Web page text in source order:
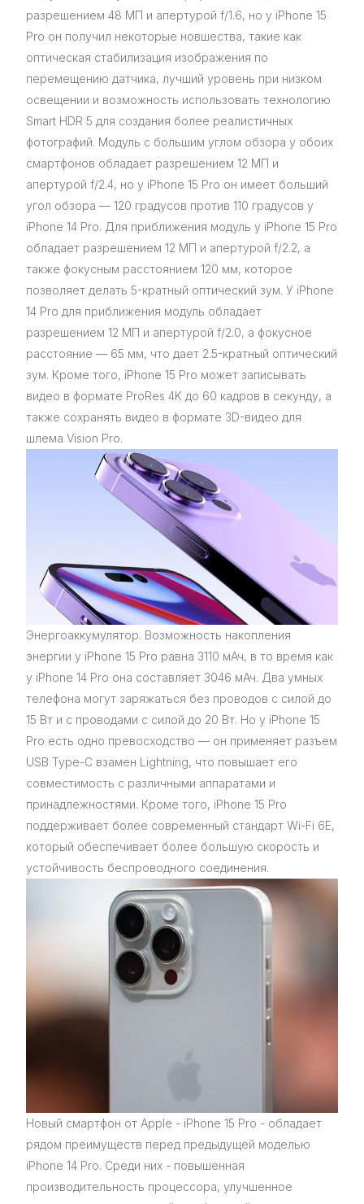
разрешением 48 МП и апертурой f/1.6, но у iPhone 15
Pro он получил некоторые новшества, такие как
оптическая стабилизация изображения по
перемещению датчика, лучший уровень при низком
освещении и возможность использовать технологию
Smart HDR 5 для создания более реалистичных
фотографий. Модуль с большим углом обзора у обоих
смартфонов обладает разрешением 12 МП и
апертурой f/2.4, но у iPhone 15 Pro он имеет больший
угол обзора — 120 градусов против 110 градусов у
iPhone 14 Pro. Для приближения модуль у iPhone 15 Pro
обладает разрешением 12 МП и апертурой f/2.2, а
также фокусным расстоянием 120 мм, которое
позволяет делать 5-кратный оптический зум. У iPhone
14 Pro для приближения модуль обладает
разрешением 12 МП и апертурой f/2.0, а фокусное
расстояние — 65 мм, что дает 2.5-кратный оптический
зум. Кроме того, iPhone 15 Pro может записывать
видео в формате ProRes 4K до 60 кадров в секунду, а
также сохранять видео в формате 3D-видео для
шлема Vision Pro.
Энергоаккумулятор. Возможность накопления
энергии у iPhone 15 Pro равна 3110 мАч, в то время как
у iPhone 14 Pro она составляет 3046 мАч. Два умных
телефона могут заряжаться без проводов с силой до
15 Вт и с проводами с силой до 20 Вт. Но у iPhone 15
Pro есть одно превосходство — он применяет разъем
USB Type-C взамен Lightning, что повышает его
совместимость с различными аппаратами и
принадлежностями. Кроме того, iPhone 15 Pro
поддерживает более современный стандарт Wi-Fi 6E,
который обеспечивает более большую скорость и
устойчивость беспроводного соединения.
Новый смартфон от Apple - iPhone 15 Pro - обладает
рядом преимуществ перед предыдущей моделью
iPhone 14 Pro. Среди них - повышенная
производительность процессора, улучшенное